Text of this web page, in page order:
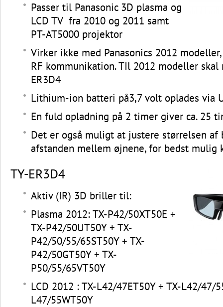
Passer til Panasonic 3D plasma og
LCD TV fra 2010 og 2011 samt
PT-AT5000 projektor
Virker ikke med Panasonics 2012
RF kommunikation. TIl 2012 modeller skal
ER3D4
Lithium-ion batteri på3,7 volt oplades via
En fuld opladning på 2 timer giver ca. 25
Det er også muligt at justere størrelsen af
afstanden mellem øjnene, for bedst mulig
TY-ER3D4
Aktiv (IR) 3D briller til:
Plasma 2012: TX-P42/50XT50E +
TX-P42/50UT50Y + TX-
P42/50/55/65ST50Y + TX-
P42/50GT50Y + TX-
P50/55/65VT50Y
LCD 2012 : TX-L42/47ET50Y + TX-L42/47/
L47/55WT50Y